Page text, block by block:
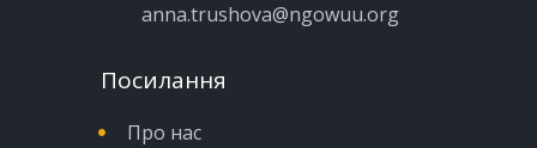
anna.trushova@ngowuu.org
Посилання
Про нас